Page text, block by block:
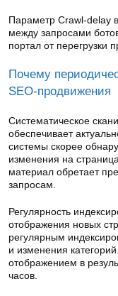
Параметр Crawl-delay
между запросами
портал от перегрузки
Почему
SEO-продвижения
Систематическое
обеспечивает
системы скорее
изменения на
материал обретает
запросам.
Регулярность
отображения новых
регулярным
и изменения
отображением в
часов.